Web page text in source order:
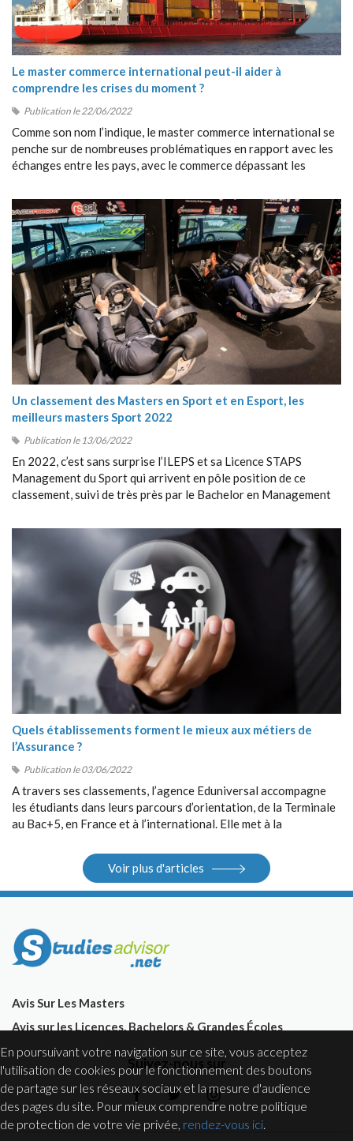
Le master commerce international peut-il aider à
comprendre les crises du moment ?
Publication le 22/06/2022
Comme son nom l’indique, le master commerce international se
penche sur de nombreuses problématiques en rapport avec les
échanges entre les pays, avec le commerce dépassant les
Un classement des Masters en Sport et en Esport, les
meilleurs masters Sport 2022
Publication le 13/06/2022
En 2022, c’est sans surprise l’ILEPS et sa Licence STAPS
Management du Sport qui arrivent en pôle position de ce
classement, suivi de très près par le Bachelor en Management
Quels établissements forment le mieux aux métiers de
l’Assurance ?
Publication le 03/06/2022
A travers ses classements, l’agence Eduniversal accompagne
les étudiants dans leurs parcours d’orientation, de la Terminale
au Bac+5, en France et à l’international. Elle met à la
Internet, salons.
Voir plus d'articles
Avis Sur Les Masters
Avis sur les Licences, Bachelors & Grandes Écoles
Suivez-nous sur
En poursuivant votre navigation sur ce site, vous acceptez
l'utilisation de cookies pour le fonctionnement des boutons
de partage sur les réseaux sociaux et la mesure d'audience
des pages du site. Pour mieux comprendre notre politique
de protection de votre vie privée, rendez-vous ici.